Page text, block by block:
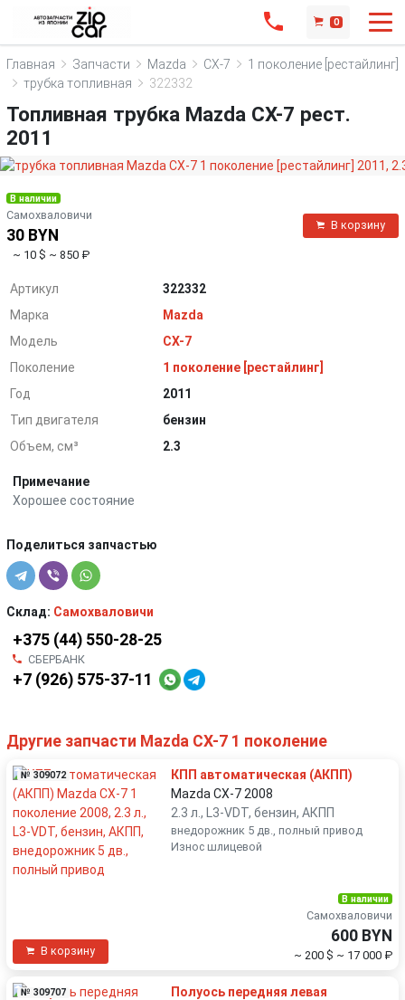
0
Главная Запчасти Mazda CX-7
1 поколение [рестайлинг]
трубка топливная
322332
Топливная трубка Mazda CX-7 рест.
2011
В наличии
Самохваловичи
30 BYN
~ 10 $ ~ 850 ₽
В корзину
Артикул
322332
Марка
Mazda
Модель
CX-7
Поколение
1 поколение [рестайлинг]
Год
2011
Тип двигателя
бензин
Объем, см³
2.3
Примечание
Хорошее состояние
Поделиться запчастью
Склад: Самохваловичи
+375 (44) 550-28-25
СБЕРБАНК
+7 (926) 575-37-11
Другие запчасти Mazda CX-7 1 поколение
№ 309072
КПП автоматическая (АКПП)
Mazda CX-7 2008
2.3 л., L3-VDT, бензин, АКПП
внедорожник 5 дв., полный привод
Износ шлицевой
В корзину
В наличии
Самохваловичи
600 BYN
~ 200 $ ~ 17 000 ₽
№ 309707
Полуось передняя левая